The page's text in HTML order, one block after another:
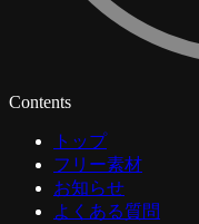
Contents
トップ
フリー素材
お知らせ
よくある質問